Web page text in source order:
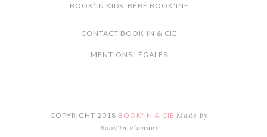
BOOK’IN KIDS BÉBÉ BOOK’INE
CONTACT BOOK’IN & CIE
MENTIONS LÉGALES
COPYRIGHT 2018 BOOK'IN & CIE Made by
Book'In Planner